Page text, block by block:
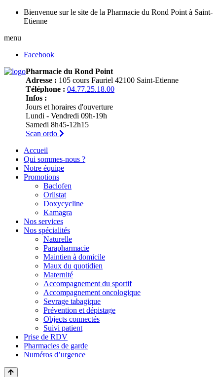
Bienvenue sur le site de la Pharmacie du Rond Point à Saint-
Etienne
menu
Facebook
Pharmacie du Rond Point
Adresse : 105 cours Fauriel 42100 Saint-Etienne
Téléphone : 04.77.25.18.00
Infos :
Jours et horaires d'ouverture
Lundi - Vendredi 09h-19h
Samedi 8h45-12h15
Scan ordo
Accueil
Qui sommes-nous ?
Notre équipe
Promotions
Baclofen
Orlistat
Doxycycline
Kamagra
Nos services
Nos spécialités
Naturelle
Parapharmacie
Maintien à domicile
Maux du quotidien
Maternité
Accompagnement du sportif
Accompagnement oncologique
Sevrage tabagique
Prévention et dépistage
Objects connectés
Suivi patient
Prise de RDV
Pharmacies de garde
Numéros d’urgence